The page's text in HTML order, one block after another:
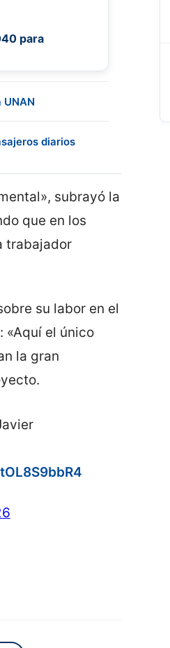
para
diarios
subrayó la
que en los
trabajador
su labor en el
«Aquí el único
la gran